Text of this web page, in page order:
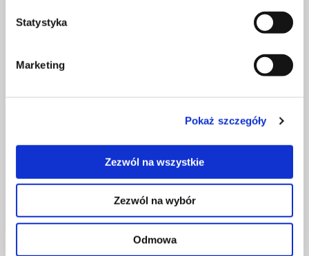
Statystyka
Marketing
Pokaż szczegóły
Zezwól na wszystkie
Zezwól na wybór
Odmowa
MÜŞTERI:
kod-95 kısa kursunda pratik dersler var mı?
kod-95 kısa kursunda pratik dersler
öngörülmemiştir, ancak ihtiyaç duyulması
halinde ek ücret karşılığında sahada ek dersler
MÜŞTERI: